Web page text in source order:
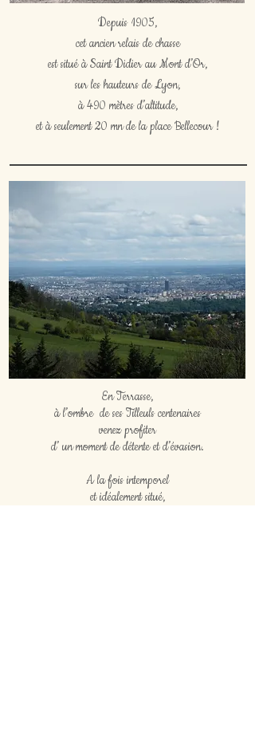
Depuis 1905,
cet ancien relais de chasse
est situé à Saint Didier au Mont d’Or,
sur les hauteurs de Lyon,
à 490 mètres d’altitude,
et à seulement 20 mn de la place Bellecour !
En Terrasse,
à l’ombre de ses Tilleuls centenaires
venez profiter
d’ un moment de détenteet d’évasion.
A la fois intemporel
et idéalement situé,